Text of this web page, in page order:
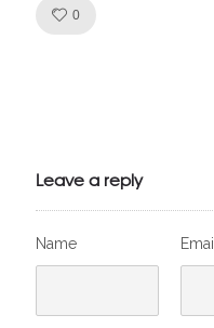
0
Leave a reply
Name Email